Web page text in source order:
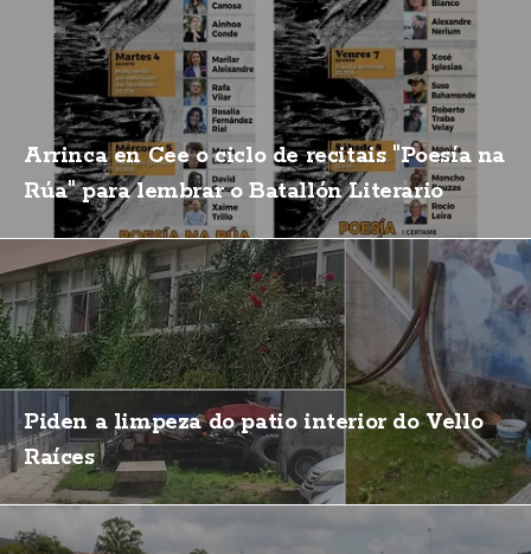
Arrinca en Cee o ciclo de recitais "Poesía na
Rúa" para lembrar o Batallón Literario
Piden a limpeza do patio interior do Vello
Raíces